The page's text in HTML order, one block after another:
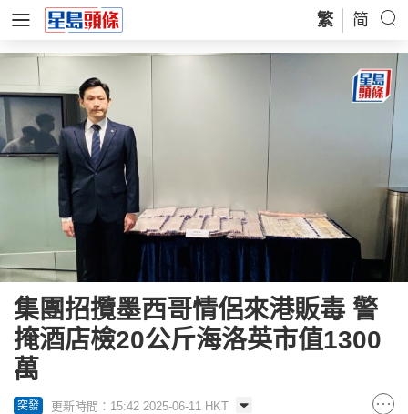
繁 简
集團招攬墨西哥情侶來港販毒 警
掩酒店檢20公斤海洛英市值1300
萬
突發 更新時間：15:42 2025-06-11 HKT